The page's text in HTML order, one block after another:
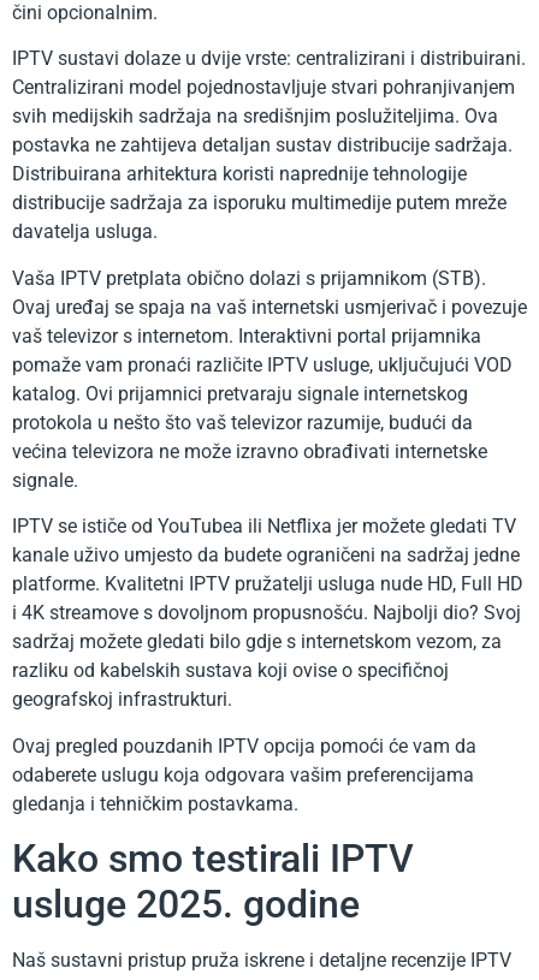
čini opcionalnim.
IPTV sustavi dolaze u dvije vrste: centralizirani i distribuirani.
Centralizirani model pojednostavljuje stvari pohranjivanjem
svih medijskih sadržaja na središnjim poslužiteljima. Ova
postavka ne zahtijeva detaljan sustav distribucije sadržaja.
Distribuirana arhitektura koristi naprednije tehnologije
distribucije sadržaja za isporuku multimedije putem mreže
davatelja usluga.
Vaša IPTV pretplata obično dolazi s prijamnikom (STB).
Ovaj uređaj se spaja na vaš internetski usmjerivač i povezuje
vaš televizor s internetom. Interaktivni portal prijamnika
pomaže vam pronaći različite IPTV usluge, uključujući VOD
katalog. Ovi prijamnici pretvaraju signale internetskog
protokola u nešto što vaš televizor razumije, budući da
većina televizora ne može izravno obrađivati ​​internetske
signale.
IPTV se ističe od YouTubea ili Netflixa jer možete gledati TV
kanale uživo umjesto da budete ograničeni na sadržaj jedne
platforme. Kvalitetni IPTV pružatelji usluga nude HD, Full HD
i 4K streamove s dovoljnom propusnošću. Najbolji dio? Svoj
sadržaj možete gledati bilo gdje s internetskom vezom, za
razliku od kabelskih sustava koji ovise o specifičnoj
geografskoj infrastrukturi.
Ovaj pregled pouzdanih IPTV opcija pomoći će vam da
odaberete uslugu koja odgovara vašim preferencijama
gledanja i tehničkim postavkama.
Kako smo testirali IPTV
usluge 2025. godine
Naš sustavni pristup pruža iskrene i detaljne recenzije IPTV